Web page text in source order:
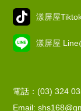
漾屏屋
漾屏屋
電話：(03) 324
Email: